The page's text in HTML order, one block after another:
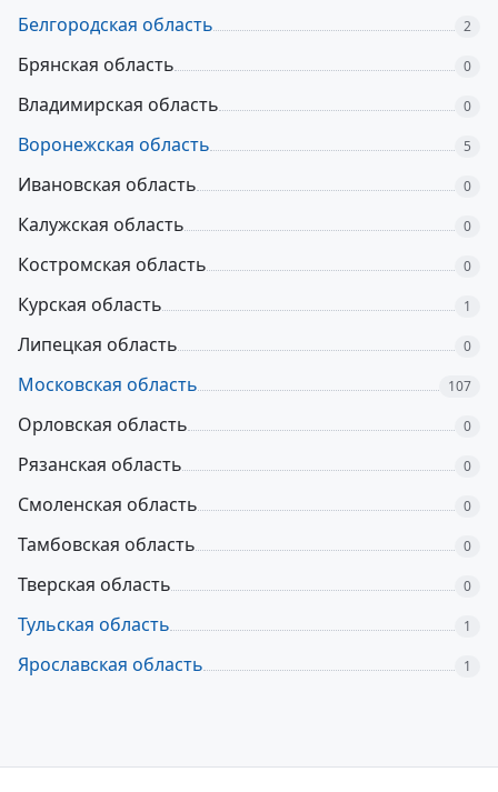
Белгородская область 2
Брянская область 0
Владимирская область 0
Воронежская область 5
Ивановская область 0
Калужская область 0
Костромская область 0
Курская область 1
Липецкая область 0
Московская область 107
Орловская область 0
Рязанская область 0
Смоленская область 0
Тамбовская область 0
Тверская область 0
Тульская область 1
Ярославская область 1